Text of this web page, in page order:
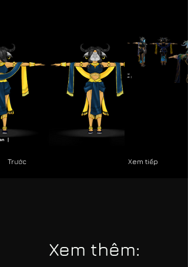
Trước Xem tiếp
Xem thêm: